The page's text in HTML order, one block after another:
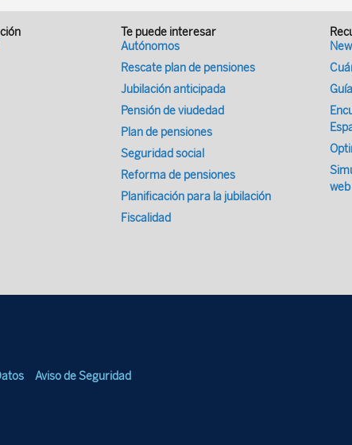
Te puede interesar
Autónomos
Rescate plan de pensiones
Jubilación anticipada
Pensión de viudedad
Plan de pensiones
Seguridad social
Reforma de pensiones
Planificación para la jubilación
Fiscalidad
web
Aviso de Seguridad